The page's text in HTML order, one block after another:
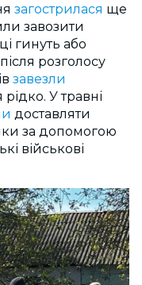
загострилася ще
завозити
гинуть або
розголосу
завезли
У травні
доставляти
за допомогою
військові